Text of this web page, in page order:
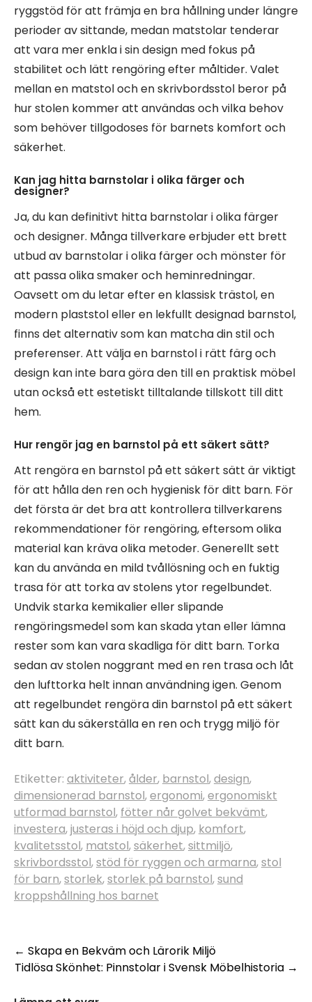
ryggstöd för att främja en bra hållning under längre
perioder av sittande, medan matstolar tenderar
att vara mer enkla i sin design med fokus på
stabilitet och lätt rengöring efter måltider. Valet
mellan en matstol och en skrivbordsstol beror på
hur stolen kommer att användas och vilka behov
som behöver tillgodoses för barnets komfort och
säkerhet.
Kan jag hitta barnstolar i olika färger och
designer?
Ja, du kan definitivt hitta barnstolar i olika färger
och designer. Många tillverkare erbjuder ett brett
utbud av barnstolar i olika färger och mönster för
att passa olika smaker och heminredningar.
Oavsett om du letar efter en klassisk trästol, en
modern plaststol eller en lekfullt designad barnstol,
finns det alternativ som kan matcha din stil och
preferenser. Att välja en barnstol i rätt färg och
design kan inte bara göra den till en praktisk möbel
utan också ett estetiskt tilltalande tillskott till ditt
hem.
Hur rengör jag en barnstol på ett säkert sätt?
Att rengöra en barnstol på ett säkert sätt är viktigt
för att hålla den ren och hygienisk för ditt barn. För
det första är det bra att kontrollera tillverkarens
rekommendationer för rengöring, eftersom olika
material kan kräva olika metoder. Generellt sett
kan du använda en mild tvållösning och en fuktig
trasa för att torka av stolens ytor regelbundet.
Undvik starka kemikalier eller slipande
rengöringsmedel som kan skada ytan eller lämna
rester som kan vara skadliga för ditt barn. Torka
sedan av stolen noggrant med en ren trasa och låt
den lufttorka helt innan användning igen. Genom
att regelbundet rengöra din barnstol på ett säkert
sätt kan du säkerställa en ren och trygg miljö för
ditt barn.
Etiketter: aktiviteter,ålder, barnstol,design,
dimensionerad barnstol,ergonomi,ergonomiskt
utformad barnstol, fötter når golvet bekvämt,
investera,justeras i höjd och djup, komfort,
kvalitetsstol, matstol,säkerhet,sittmiljö,
skrivbordsstol,stöd för ryggen och armarna,stol
för barn,storlek,storlek på barnstol,sund
kroppshållning hos barnet
Inläggsnavigering
← Skapa en Bekväm och Lärorik Miljö
Tidlösa Skönhet: Pinnstolar i Svensk Möbelhistoria →